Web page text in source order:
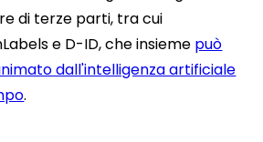
di terze parti, tra cui
e D-ID, che insieme può
dall'intelligenza artificiale
.